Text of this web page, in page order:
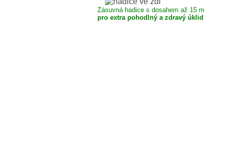
Zásuvná hadice s dosahem až 15 m
pro extra pohodlný a zdravý úklid